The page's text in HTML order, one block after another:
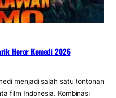
Horor Komedi 2026
menjadi salah satu tontonan
film Indonesia. Kombinasi